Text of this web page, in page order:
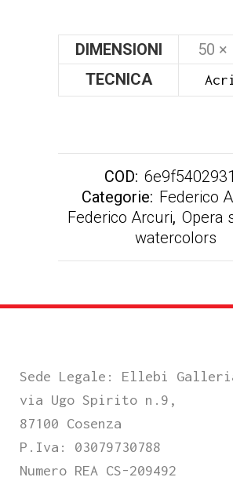
DIMENSIONI
50 ×
TECNICA
COD:
Categorie: Federico
Federico Arcuri, Opera
watercolors
Sede Legale: Ellebi
via Ugo Spirito n.9,
87100 Cosenza
P.Iva: 03079730788
Numero REA CS-209492